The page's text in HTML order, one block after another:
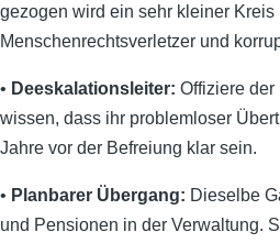
gezogen wird ein sehr kleiner Kreis
Menschenrechtsverletzer und
• Deeskalationsleiter: Offiziere der
wissen, dass ihr problemloser
Jahre vor der Befreiung klar sein.
• Planbarer Übergang: Dieselbe
und Pensionen in der Verwaltung.